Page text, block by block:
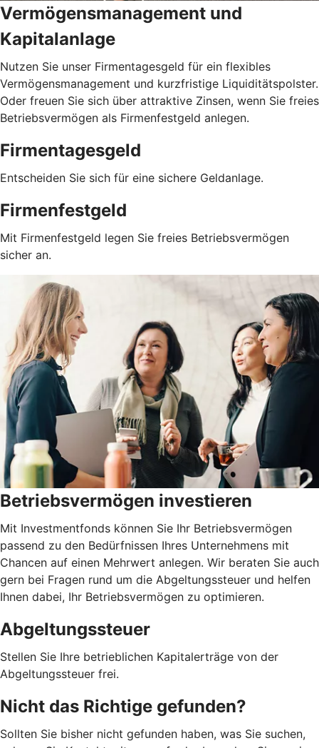
Vermögensmanagement und
Kapitalanlage
Nutzen Sie unser Firmentagesgeld für ein flexibles
Vermögensmanagement und kurzfristige Liquiditätspolster.
Oder freuen Sie sich über attraktive Zinsen, wenn Sie freies
Betriebsvermögen als Firmenfestgeld anlegen.
Firmentagesgeld
Entscheiden Sie sich für eine sichere Geldanlage.
Firmenfestgeld
Mit Firmenfestgeld legen Sie freies Betriebsvermögen
sicher an.
Betriebsvermögen investieren
Mit Investmentfonds können Sie Ihr Betriebsvermögen
passend zu den Bedürfnissen Ihres Unternehmens mit
Chancen auf einen Mehrwert anlegen. Wir beraten Sie auch
gern bei Fragen rund um die Abgeltungssteuer und helfen
Ihnen dabei, Ihr Betriebsvermögen zu optimieren.
Abgeltungssteuer
Stellen Sie Ihre betrieblichen Kapitalerträge von der
Abgeltungssteuer frei.
Nicht das Richtige gefunden?
Sollten Sie bisher nicht gefunden haben, was Sie suchen,